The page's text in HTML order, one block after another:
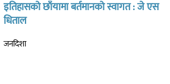
इतिहासको छाँयामा बर्तमानको स्वागत : जे एस
धिताल
जनदिशा